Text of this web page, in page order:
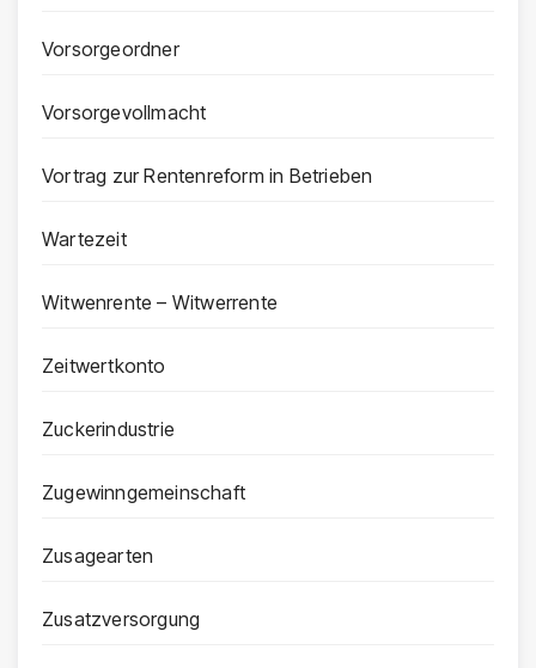
Vorsorgeordner
Vorsorgevollmacht
Vortrag zur Rentenreform in Betrieben
Wartezeit
Witwenrente – Witwerrente
Zeitwertkonto
Zuckerindustrie
Zugewinngemeinschaft
Zusagearten
Zusatzversorgung